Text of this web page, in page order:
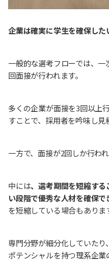
企業は確実に学生を確保した
一般的な選考フローでは、
回面接が行われます。
多くの企業が面接を3回以上
すことで、採用者を吟味し見
一方で、面接が2回しか行わ
中には、選考期間を短縮す
い段階で優秀な人材を確保で
を短縮している場合もありま
専門分野が細分化していた
ポテンシャルを持つ理系企